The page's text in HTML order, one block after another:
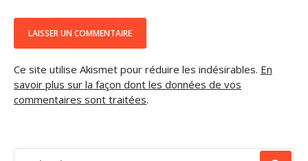
Ce site utilise Akismet pour réduire les indésirables. En
savoir plus sur la façon dont les données de vos
commentaires sont traitées.